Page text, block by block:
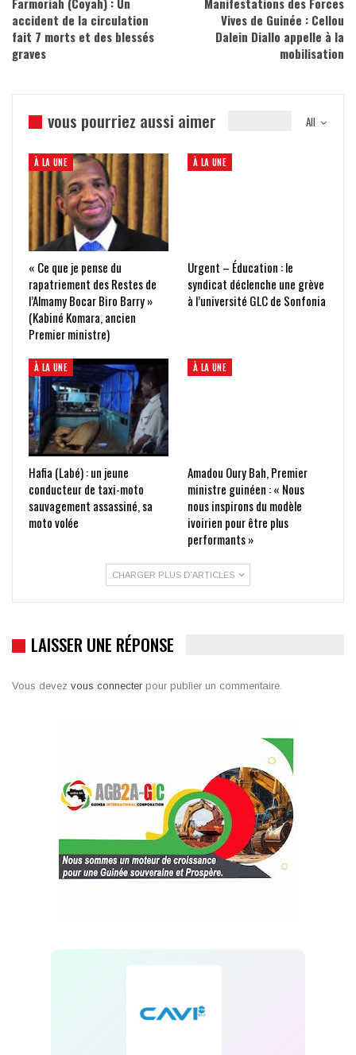
accident de la circulation
fait 7 morts et des blessés
graves
Vives de Guinée : Cellou
Dalein Diallo appelle à la
mobilisation
All
vous pourriez aussi aimer
À LA UNE
« Ce que je pense du
rapatriement des Restes de
l’Almamy Bocar Biro Barry »
(Kabiné Komara, ancien
Premier ministre)
À LA UNE
Urgent – Éducation : le
syndicat déclenche une grève
à l’université GLC de Sonfonia
À LA UNE
Hafia (Labé) : un jeune
conducteur de taxi-moto
sauvagement assassiné, sa
moto volée
À LA UNE
Amadou Oury Bah, Premier
ministre guinéen : « Nous
nous inspirons du modèle
ivoirien pour être plus
performants »
CHARGER PLUS D'ARTICLES
LAISSER UNE RÉPONSE
Vous devez vous connecter pour publier un commentaire.